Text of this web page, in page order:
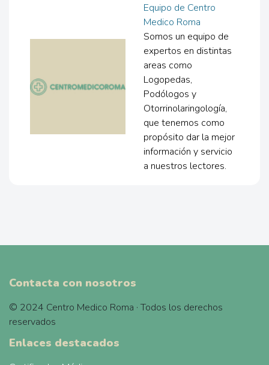
Equipo de Centro
Medico Roma
Somos un equipo de
expertos en distintas
areas como
Logopedas,
Podólogos y
Otorrinolaringología,
que tenemos como
propósito dar la mejor
información y servicio
a nuestros lectores.
Contacta con nosotros
© 2024 Centro Medico Roma · Todos los derechos
reservados
Enlaces destacados